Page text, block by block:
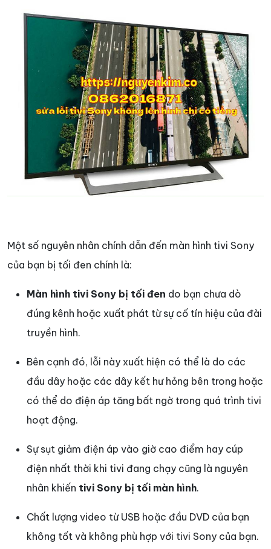
Một số nguyên nhân chính dẫn đến màn hình tivi Sony
của bạn bị tối đen chính là:
Màn hình tivi Sony bị tối đen do bạn chưa dò
đúng kênh hoặc xuất phát từ sự cố tín hiệu của đài
truyền hình.
Bên cạnh đó, lỗi này xuất hiện có thể là do các
đầu dây hoặc các dây kết hư hỏng bên trong hoặc
có thể do điện áp tăng bất ngờ trong quá trình tivi
hoạt động.
Sự sụt giảm điện áp vào giờ cao điểm hay cúp
điện nhất thời khi tivi đang chạy cũng là nguyên
nhân khiến tivi Sony bị tối màn hình.
Chất lượng video từ USB hoặc đầu DVD của bạn
không tốt và không phù hợp với tivi Sony của bạn.